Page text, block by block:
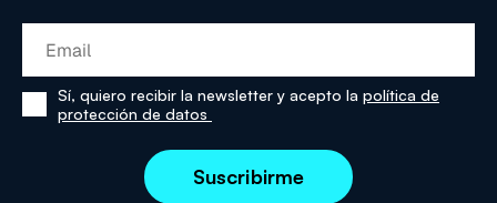
he
Sí, quiero recibir la newsletter y acepto la política de
protección de datos